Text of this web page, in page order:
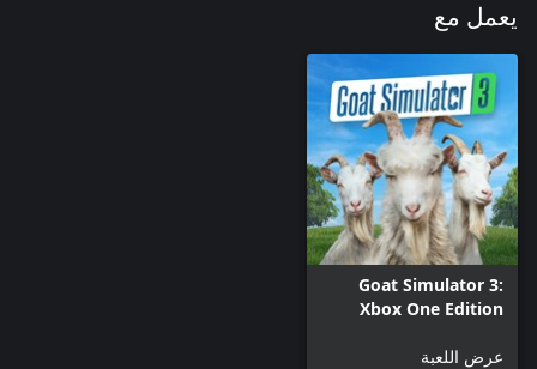
يعمل مع
Goat Simulator 3:
Xbox One Edition
عرض اللعبة